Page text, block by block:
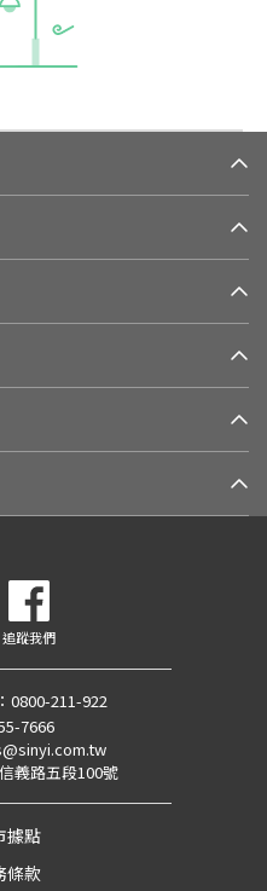
追蹤我們
0800-211-922
7666
義路五段100號
據點
條款